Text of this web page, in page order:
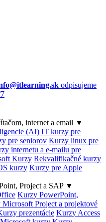
odpisujeme
internet a email ▼
(AI) IT kurzy pre
pre seniorov Kurzy linux pre
internetu a e-mailu pre
Kurzy Rekvalifikačné kurzy
kurzy Kurzy pre Apple
Project a SAP ▼
Kurzy PowerPoint,
Project a projektové
prezentácie Kurzy Access